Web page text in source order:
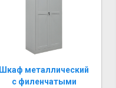
Шкаф металлический
с филенчатыми